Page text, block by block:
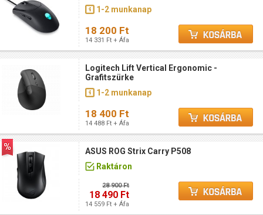
1-2 munkanap
18 200 Ft
14 331 Ft + Áfa
Logitech Lift Vertical Ergonomic -
Grafitszürke
1-2 munkanap
18 400 Ft
14 488 Ft + Áfa
ASUS ROG Strix Carry P508
Raktáron
28 900 Ft
18 490 Ft
14 559 Ft + Áfa